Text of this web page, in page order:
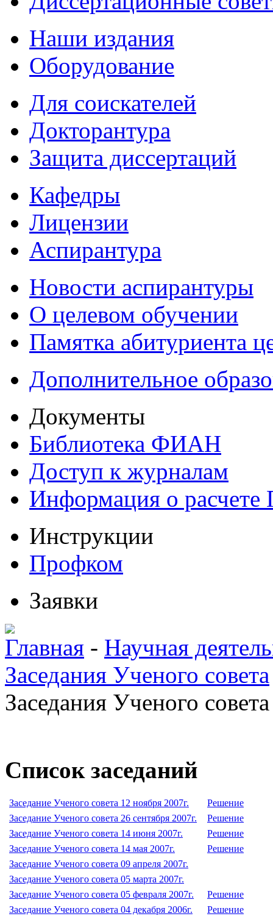
Наши издания
Оборудование
Для соискателей
Докторантура
Защита диссертаций
Кафедры
Лицензии
Аспирантура
Новости аспирантуры
О целевом обучении
Памятка абитуриента
Дополнительное
Документы
Библиотека ФИАН
Доступ к журналам
Информация о
Инструкции
Профком
Заявки
Главная - Научная
Заседания Ученого совета
Заседания Ученого
Список заседаний
Заседание Ученого совета 12 ноября 2007г.
Решение
Заседание Ученого совета 26 сентября 2007г.
Решение
Заседание Ученого совета 14 июня 2007г.
Решение
Заседание Ученого совета 14 мая 2007г.
Решение
Заседание Ученого совета 09 апреля 2007г.
Заседание Ученого совета 05 марта 2007г.
Заседание Ученого совета 05 февраля 2007г.
Решение
Заседание Ученого совета 04 декабря 2006г.
Решение